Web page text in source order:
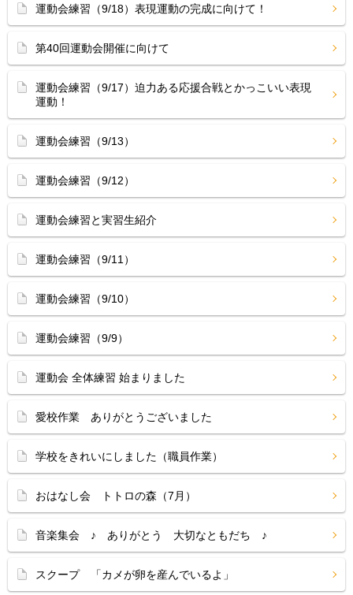
運動会練習（9/18）表現運動の完成に向けて！
第40回運動会開催に向けて
運動会練習（9/17）迫力ある応援合戦とかっこいい表現
運動！
運動会練習（9/13）
運動会練習（9/12）
運動会練習と実習生紹介
運動会練習（9/11）
運動会練習（9/10）
運動会練習（9/9）
運動会 全体練習 始まりました
愛校作業 ありがとうございました
学校をきれいにしました（職員作業）
おはなし会 トトロの森（7月）
音楽集会 ♪ ありがとう 大切なともだち ♪
スクープ 「カメが卵を産んでいるよ」